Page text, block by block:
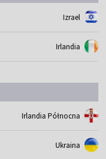
Izrael
Irlandia
Irlandia Północna
Ukraina